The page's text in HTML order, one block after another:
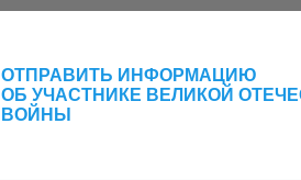
ОТПРАВИТЬ ИНФОРМАЦИЮ
ОБ УЧАСТНИКЕ ВЕЛИКОЙ
ВОЙНЫ